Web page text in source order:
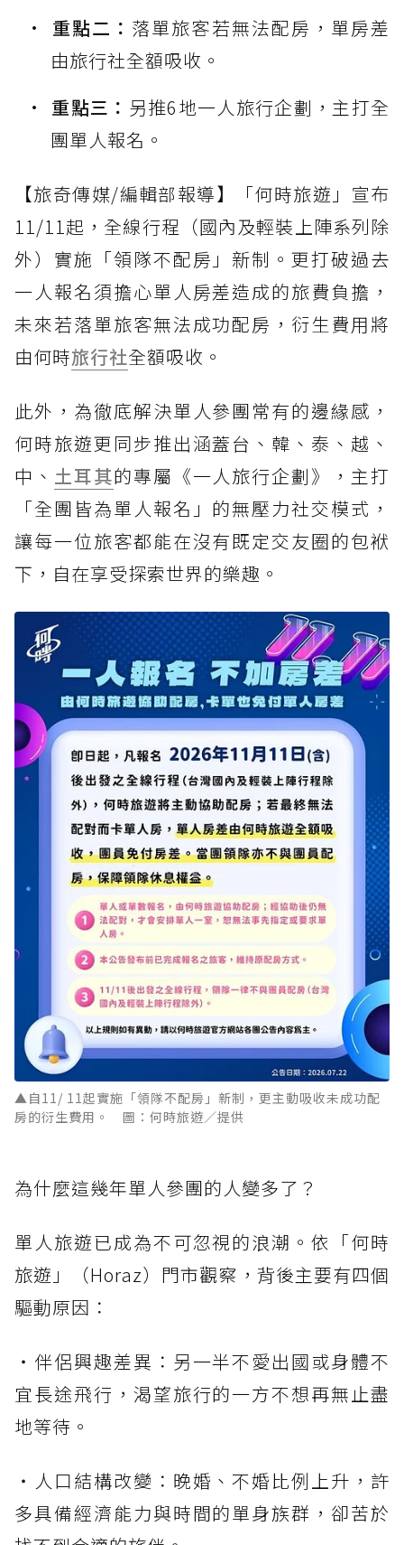
重點二： 落單旅客若無法配房，單房差
由旅行社全額吸收。
重點三： 另推6地一人旅行企劃，主打全
團單人報名。
【旅奇傳媒/編輯部報導】「何時旅遊」宣布
11/11起，全線行程（國內及輕裝上陣系列除
外）實施「領隊不配房」新制。更打破過去
一人報名須擔心單人房差造成的旅費負擔，
未來若落單旅客無法成功配房，衍生費用將
由何時旅行社全額吸收。
此外，為徹底解決單人參團常有的邊緣感，
何時旅遊更同步推出涵蓋台、韓、泰、越、
中、 土耳其的專屬《一人旅行企劃》，主打
「全團皆為單人報名」的無壓力社交模式，
讓每一位旅客都能在沒有既定交友圈的包袱
下，自在享受探索世界的樂趣。
▲自11/ 11起實施「領隊不配房」新制，更主動吸收未成功配
房的衍生費用。 圖：何時旅遊／提供
為什麼這幾年單人參團的人變多了？
單人旅遊已成為不可忽視的浪潮。依「何時
旅遊」（Horaz）門市觀察，背後主要有四個
驅動原因：
・伴侶興趣差異：另一半不愛出國或身體不
宜長途飛行，渴望旅行的一方不想再無止盡
地等待。
・人口結構改變：晚婚、不婚比例上升，許
多具備經濟能力與時間的單身族群，卻苦於